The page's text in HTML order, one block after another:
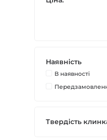
Наявність
В наявностi
Твердість